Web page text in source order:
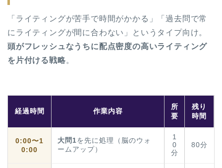
「ライティングが苦手で時間がかかる」「過去問で常
にライティングが間に合わない」というタイプ向け。
頭がフレッシュなうちに配点密度の高いライティング
を片付ける戦略。
経過時間 作業内容
所
要
残り
時間
0:00〜1
0:00
大問1を先に処理（脳のウォ
ームアップ）
1
0
分
80分